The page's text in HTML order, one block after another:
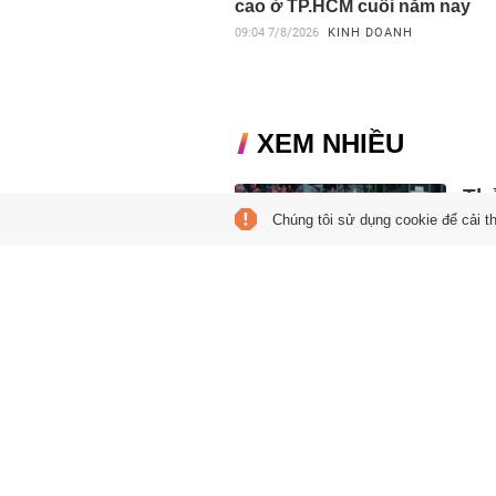
cao ở TP.HCM cuối năm nay
09:04 7/8/2026 KINH DOANH
XEM NHIỀU
Chúng tôi sử dụng cookie để cải